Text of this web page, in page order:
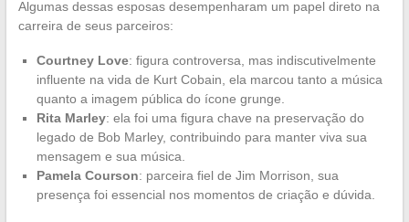
Algumas dessas esposas desempenharam um papel direto na
carreira de seus parceiros:
Courtney Love: figura controversa, mas indiscutivelmente
influente na vida de Kurt Cobain, ela marcou tanto a música
quanto a imagem pública do ícone grunge.
Rita Marley: ela foi uma figura chave na preservação do
legado de Bob Marley, contribuindo para manter viva sua
mensagem e sua música.
Pamela Courson: parceira fiel de Jim Morrison, sua
presença foi essencial nos momentos de criação e dúvida.